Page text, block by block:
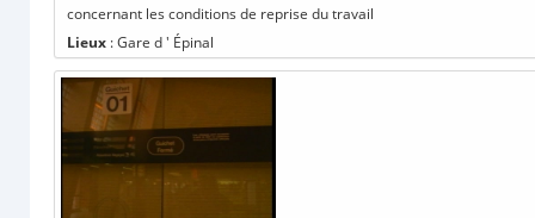
concernant les conditions de reprise du travail
Lieux : Gare d ' Épinal